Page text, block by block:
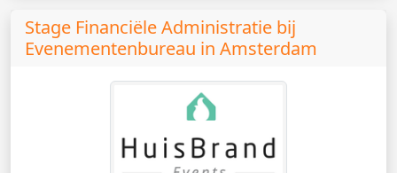
Stage Financiële Administratie bij
Evenementenbureau in Amsterdam